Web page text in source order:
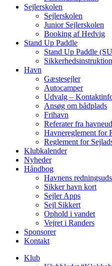
Sejlerskolen
Sejlerskolen
Junior Sejlerskolen
Booking af Hedvig
Stand Up Paddle
Stand Up Paddle
Havn
Gæstesejler
Autocamper
Udvalg –
Ansøg om bådplads
Frihavn
Referater fra
Havnereglement for
Reglement for
Klubkalender
Nyheder
Håndbog
Havnens
Sikker havn kort
Sejler Apps
Sejl Sikkert
Ophold i vandet
Vejret i Randers
Sponsorer
Kontakt
Klub